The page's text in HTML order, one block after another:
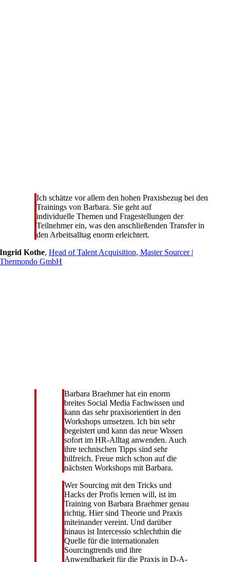
Ich schätze vor allem den hohen Praxisbezug bei den
Trainings von Barbara. Sie geht auf
individuelle Themen und Fragestellungen der
Teilnehmer ein, was den anschließenden Transfer in
den Arbeitsalltag enorm erleichtert.
Ingrid Kothe,Head of Talent Acquisition, Master Sourcer |
Thermondo GmbH
Barbara Braehmer hat ein enorm
breites Social Media Fachwissen und
kann das sehr praxisorientiert in den
Workshops umsetzen. Ich bin sehr
begeistert und kann das neue Wissen
sofort im HR-Alltag anwenden. Auch
ihre technischen Tipps sind sehr
hilfreich. Freue mich schon auf die
nächsten Workshops mit Barbara.
Wer Sourcing mit den Tricks und
Hacks der Profis lernen will, ist im
Training von Barbara Braehmer genau
richtig. Hier sind Theorie und Praxis
miteinander vereint. Und darüber
hinaus ist Intercessio schlechthin die
Quelle für die internationalen
Sourcingtrends und ihre
Anwendbarkeit für die Praxis in D-A-